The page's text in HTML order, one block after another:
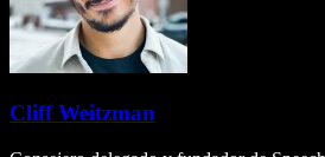
Cliff Weitzman